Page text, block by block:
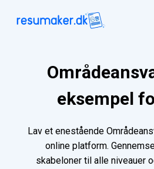
eksempel
Lav et enestående
online platform.
skabeloner til alle niveauer